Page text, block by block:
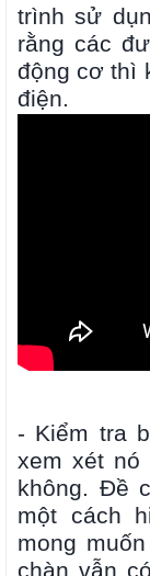
trình sử
rằng các
động cơ thì
điện.
- Kiểm tra
xem xét nó
không. Đề
một cách
mong
chàn vẫn